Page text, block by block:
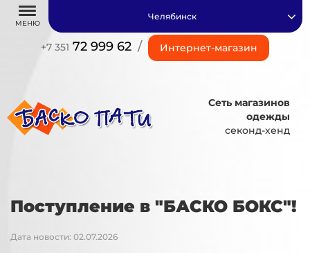
МЕНЮ
+7 351 72 999 62 / Интернет-магазин
Челябинск
Сеть магазинов
одежды
секонд-хенд
Поступление в "БАСКО БОКС"!
Дата новости: 02.07.2026